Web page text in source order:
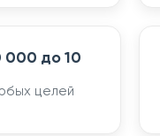
000 до 10
целей